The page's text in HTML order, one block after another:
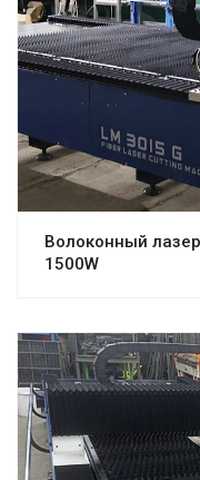
Волоконный
1500W